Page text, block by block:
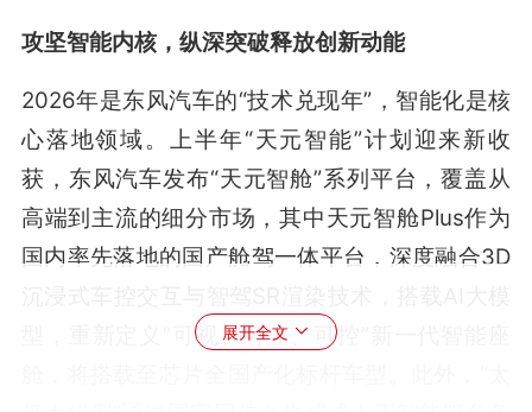
攻坚智能内核，纵深突破释放创新动能
2026年是东风汽车的“技术兑现年”，智能化是核
心落地领域。上半年“天元智能”计划迎来新收
获，东风汽车发布“天元智舱”系列平台，覆盖从
高端到主流的细分市场，其中天元智舱Plus作为
国内率先落地的国产舱驾一体平台，深度融合3D
型，重新定义“可视、可懂、可控”新一代智能座
展开全文